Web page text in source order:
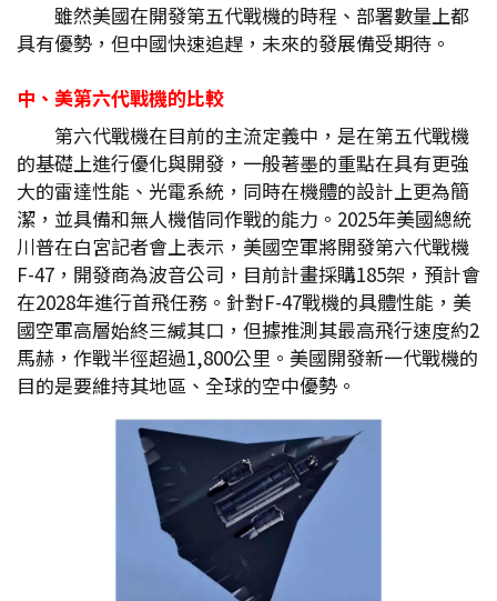
雖然美國在開發第五代戰機的時程、部署數量上都
具有優勢，但中國快速追趕，未來的發展備受期待。
中、美第六代戰機的比較
第六代戰機在目前的主流定義中，是在第五代戰機
的基礎上進行優化與開發，一般著墨的重點在具有更強
大的雷達性能、光電系統，同時在機體的設計上更為簡
潔，並具備和無人機偕同作戰的能力。2025年美國總統
川普在白宮記者會上表示，美國空軍將開發第六代戰機
F-47，開發商為波音公司，目前計畫採購185架，預計會
在2028年進行首飛任務。針對F-47戰機的具體性能，美
國空軍高層始終三緘其口，但據推測其最高飛行速度約2
馬赫，作戰半徑超過1,800公里。美國開發新一代戰機的
目的是要維持其地區、全球的空中優勢。